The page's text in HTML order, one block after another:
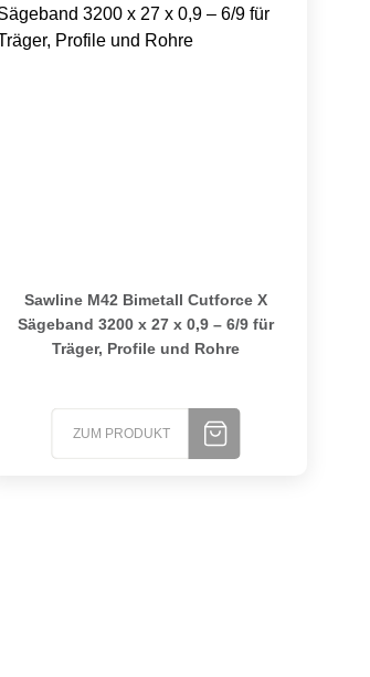
Sawline M42 Bimetall Cutforce X
Sägeband 3200 x 27 x 0,9 – 6/9 für
Träger, Profile und Rohre
ZUM PRODUKT